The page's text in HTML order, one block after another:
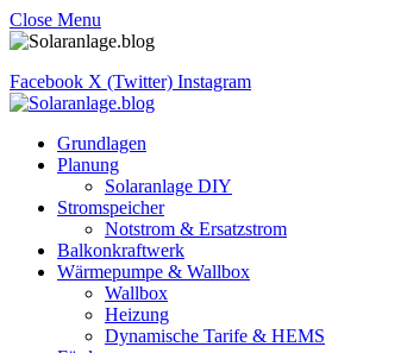
Close Menu
Facebook X (Twitter) Instagram
Grundlagen
Planung
Solaranlage DIY
Stromspeicher
Notstrom & Ersatzstrom
Balkonkraftwerk
Wärmepumpe & Wallbox
Wallbox
Heizung
Dynamische Tarife & HEMS